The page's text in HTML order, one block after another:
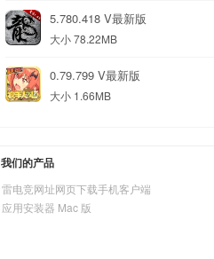
5.780.418 V最新版
大小 78.22MB
0.79.799 V最新版
大小 1.66MB
我们的产品
雷电竞网址网页下载手机客户端
应用安装器 Mac 版